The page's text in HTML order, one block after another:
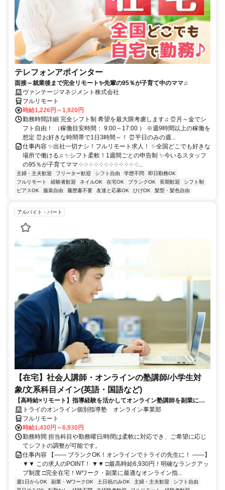
テレフォンアポインター
面接～就業後まで完全リモート✨先輩の95％が子育て中のママ♫
ヴァンテージマネジメント株式会社
フルリモート
時給1,226円～1,920円
勤務時間詳細 完全シフト制 希望を最大限考慮します♫ ⏰月～金でシ
フト自由！ （稼働目安時間： 9:00～17:00 ） ※週9時間以上の稼働を
想定 ⏰お好きな時間帯で1日3時間～！ ⏰平日のみの週...
仕事内容 ✨出社一切ナシ！フルリモート求人！ ✨全国どこでも好きな
場所で働ける♫ ✨シフト柔軟！1週間ごとの申告制 ✨今いるスタッフ
の95％が子育てママ ༶ ༶ ༶ ༶ ༶ ༶ ༶ ༶ ༶ ༶ ༶ ༶...
主婦・主夫歓迎 フリーター歓迎 シフト自由 学歴不問
即日勤務OK
フルリモート
経験者歓迎 ネイルOK 在宅OK ブランクOK 長期歓迎
シフト制
ピアスOK
服装自由 履歴書不要 友達と応募OK ひげOK 髪型・髪色自由
アルバイト・パート
【在宅】社会人講師・オンラインの塾講師/小学生対
象/文系科目メイン(英語・国語など)
【高時給×リモート】指導経験を活かしてオンライン塾講師を副業に！
週1～OK！
トライのオンライン個別指導塾 オンライン事業部
フルリモート
時給1,430円～6,930円
勤務時間 担当科目や勤務曜日/時間は柔軟に対応でき、ご希望に応じ
てシフトの調整が可能です。
仕事内容 【―― ブランクOK！オンラインでトライの先生に！ ――】
▼▼ この求人のPOINT！ ▼▼ □最高時給6,930円！明確なランクアッ
プ制度 □完全在宅！Wワーク・副業に最適なオンライン指...
週1日からOK 副業・WワークOK 土日祝のみOK 主婦・主夫歓迎
シフト自由